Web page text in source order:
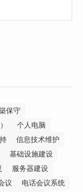
保守
个人电脑
信息技术维护
基础设施建设
服务器建设
议
电话会议系统